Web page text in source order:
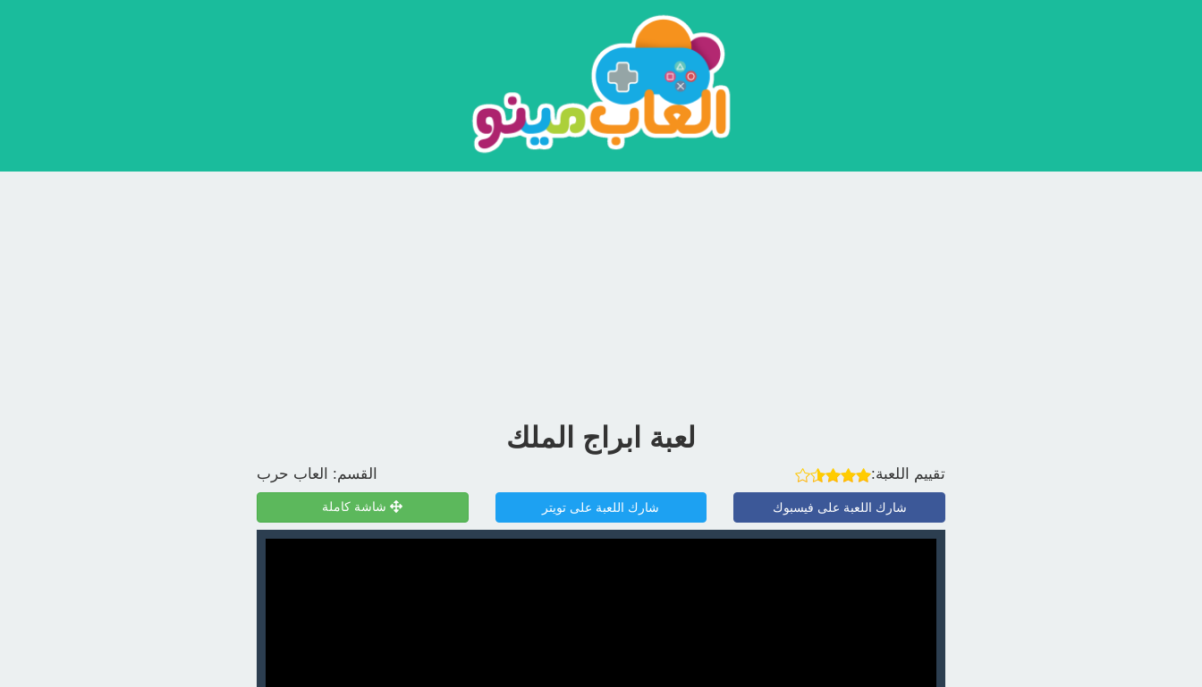
لعبة ابراج الملك
القسم: العاب حرب تقييم اللعبة:
شاشة كاملة شارك اللعبة على تويتر شارك اللعبة على فيسبوك